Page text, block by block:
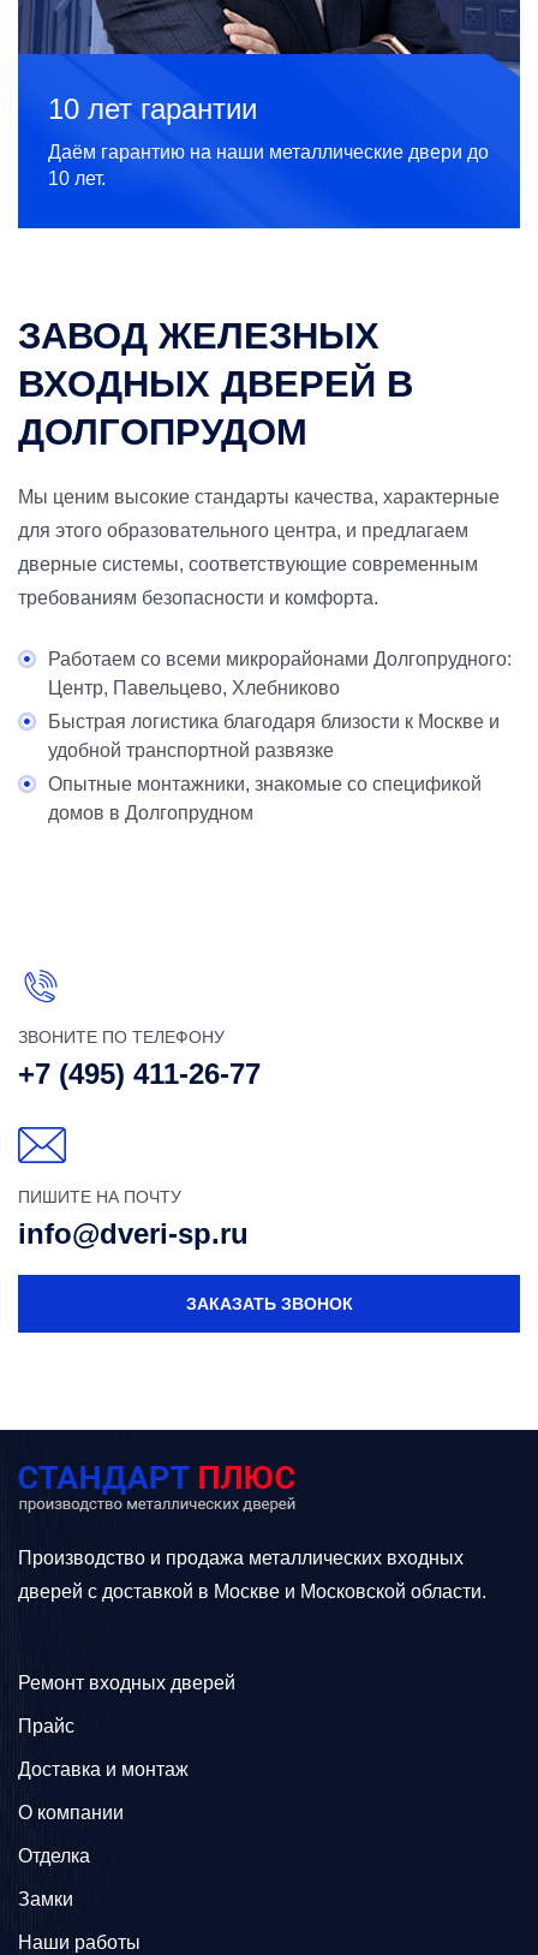
10 лет гарантии
Даём гарантию на наши металлические двери до
10 лет.
ЗАВОД ЖЕЛЕЗНЫХ
ВХОДНЫХ ДВЕРЕЙ В
ДОЛГОПРУДОМ
Мы ценим высокие стандарты качества, характерные
для этого образовательного центра, и предлагаем
дверные системы, соответствующие современным
требованиям безопасности и комфорта.
Работаем со всеми микрорайонами Долгопрудного:
Центр, Павельцево, Хлебниково
Быстрая логистика благодаря близости к Москве и
удобной транспортной развязке
Опытные монтажники, знакомые со спецификой
домов в Долгопрудном
ЗВОНИТЕ ПО ТЕЛЕФОНУ
+7 (495) 411-26-77
ПИШИТЕ НА ПОЧТУ
info@dveri-sp.ru
ЗАКАЗАТЬ ЗВОНОК
Производство и продажа металлических входных
дверей с доставкой в Москве и Московской области.
Ремонт входных дверей
Прайс
Доставка и монтаж
О компании
Отделка
Замки
Наши работы